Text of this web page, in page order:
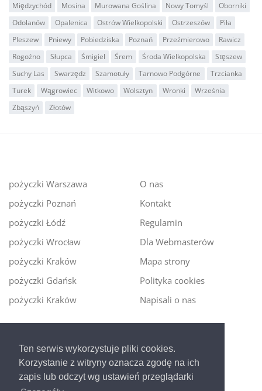
Ten serwis wykorzystuje pliki cookies.
Korzystanie z witryny oznacza zgodę na ich
zapis lub odczyt wg ustawień przeglądarki
Międzychód
Mosina Murowana Goślina Nowy Tomyśl
Oborniki
Odolanów
Opalenica Ostrów Wielkopolski Ostrzeszów
Piła
Pleszew
Pniewy Pobiedziska Poznań Przeźmierowo
Rawicz
Rogoźno
Słupca Śmigiel Śrem Środa Wielkopolska
Stęszew
Suchy Las
Swarzędz Szamotuły Tarnowo Podgórne
Trzcianka
Turek
Wągrowiec Witkowo Wolsztyn Wronki
Września
Zbąszyń
Złotów
pożyczki Warszawa
pożyczki Poznań
pożyczki Łódź
pożyczki Wrocław
pożyczki Kraków
pożyczki Gdańsk
pożyczki Kraków
O nas
Kontakt
Regulamin
Dla Webmasterów
Mapa strony
Polityka cookies
Napisali o nas
Ekspert kredytowy online - nowa era szybkiego i
bezpiecznego pożyczania!